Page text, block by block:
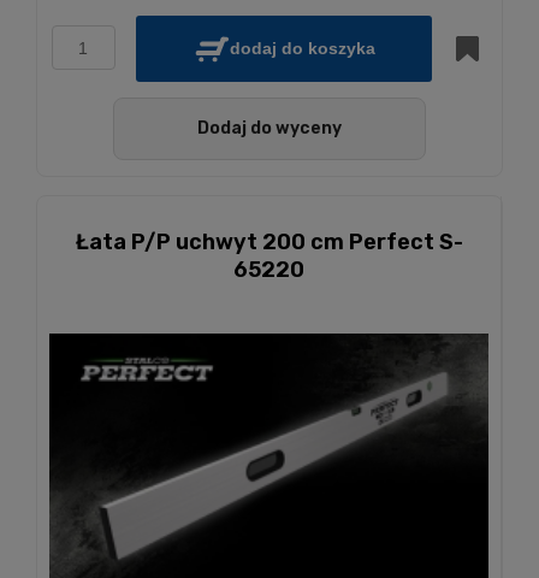
dodaj do koszyka
Dodaj do wyceny
Łata P/P uchwyt 200 cm Perfect S-
65220